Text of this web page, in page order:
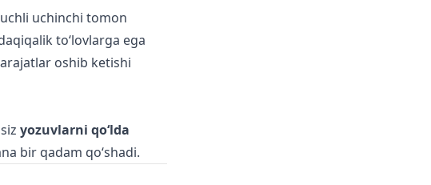
uchinchi tomon
to‘lovlarga ega
oshib ketishi
yozuvlarni qo‘lda
bir qadam qo‘shadi.